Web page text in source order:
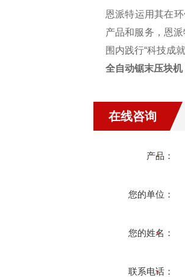
恩派特运用其在
产品和服务，恩
围内践行“科技成
全自动锯末压块机
在线咨询
产品：
您的单位：
您的姓名：
联系电话：